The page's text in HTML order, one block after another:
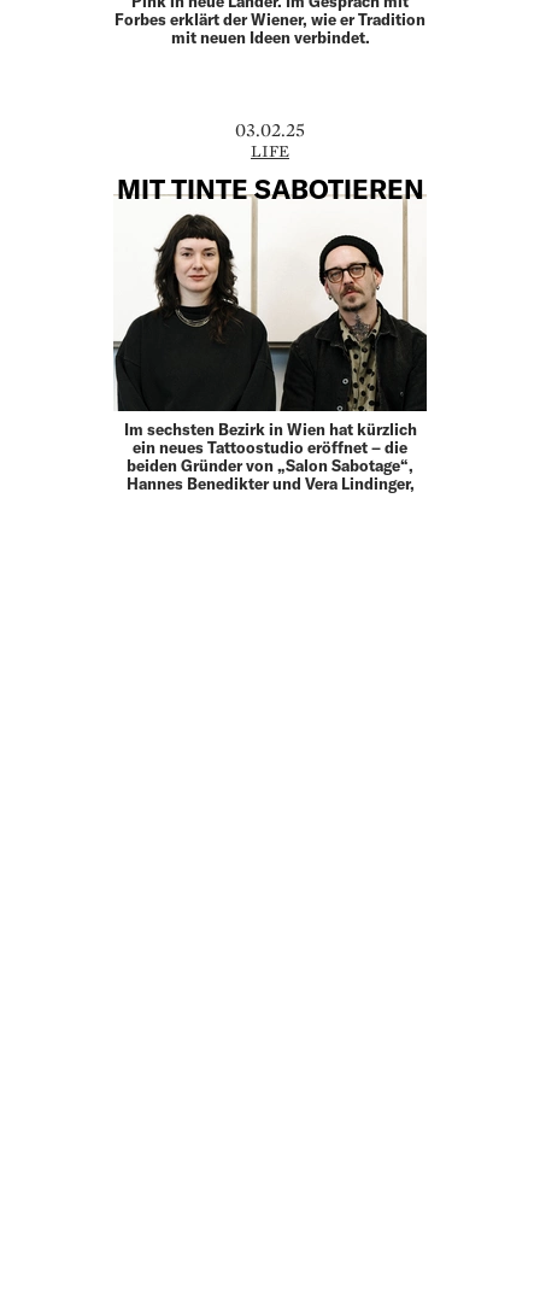
Forbes erklärt der Wiener, wie er Tradition
mit neuen Ideen verbindet.
03.02.25
LIFE
MIT TINTE SABOTIEREN
Im sechsten Bezirk in Wien hat kürzlich
ein neues Tattoo­studio eröffnet – die
beiden Gründer von „Salon Sabotage“,
Hannes Benedikter und Vera Lindinger,